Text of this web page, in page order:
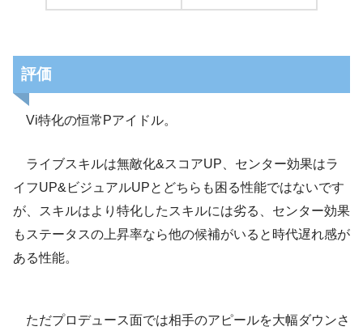
評価
Vi特化の恒常Pアイドル。
ライブスキルは無敵化&スコアUP、センター効果はラ
イフUP&ビジュアルUPとどちらも困る性能ではないです
が、スキルはより特化したスキルには劣る、センター効果
もステータスの上昇率なら他の候補がいると時代遅れ感が
ある性能。
ただプロデュース面では相手のアピールを大幅ダウンさ